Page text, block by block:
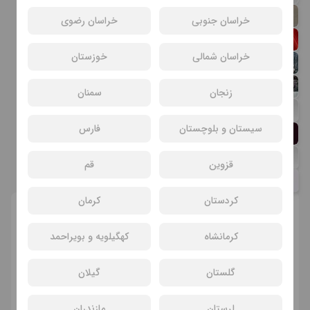
خراسان جنوبی خراسان رضوی
خراسان شمالی خوزستان
زنجان سمنان
سیستان و بلوچستان فارس
قزوین قم
کردستان کرمان
کرمانشاه کهگیلویه و بویراحمد
گلستان گیلان
علیرضا روحی
امیرحسین اسمعیل زاده
دلارام وهابی
خشایار پویانهاد